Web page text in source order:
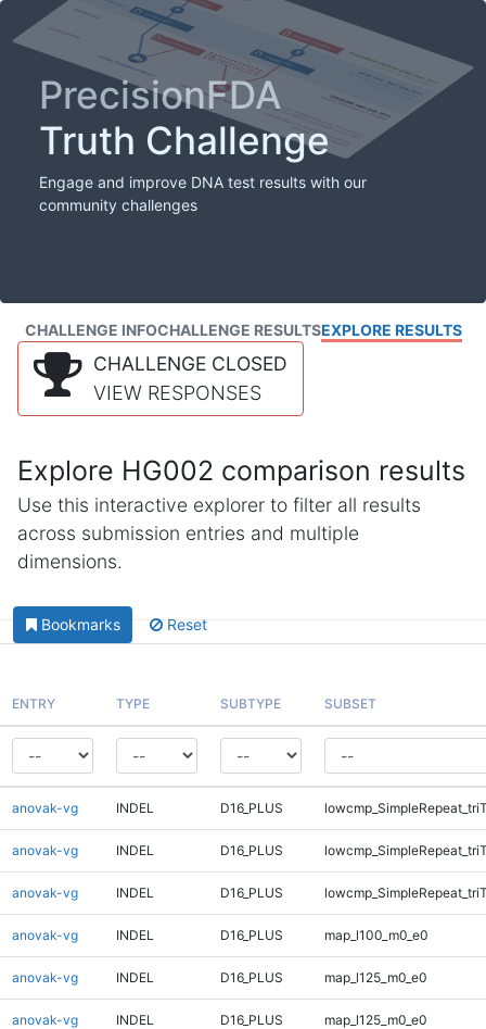
PrecisionFDA
Truth Challenge
Engage and improve DNA test results with our
community challenges
CHALLENGE INFOCHALLENGE RESULTSEXPLORE RESULTS
CHALLENGE CLOSED
VIEW RESPONSES
Explore HG002 comparison results
Use this interactive explorer to filter all results
across submission entries and multiple
dimensions.
Bookmarks Reset
ENTRY TYPE SUBTYPE SUBSET
anovak-vg INDEL D16_PLUS
anovak-vg INDEL D16_PLUS
anovak-vg INDEL D16_PLUS
anovak-vg INDEL D16_PLUS map_l100_m0_e0
anovak-vg INDEL D16_PLUS map_l125_m0_e0
anovak-vg INDEL D16_PLUS map_l125_m0_e0